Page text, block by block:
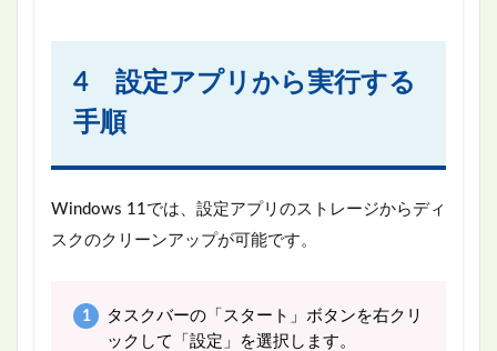
4 設定アプリから実行する
手順
Windows 11では、設定アプリのストレージからディ
スクのクリーンアップが可能です。
タスクバーの「スタート」ボタンを右クリ
ックして「設定」を選択します。